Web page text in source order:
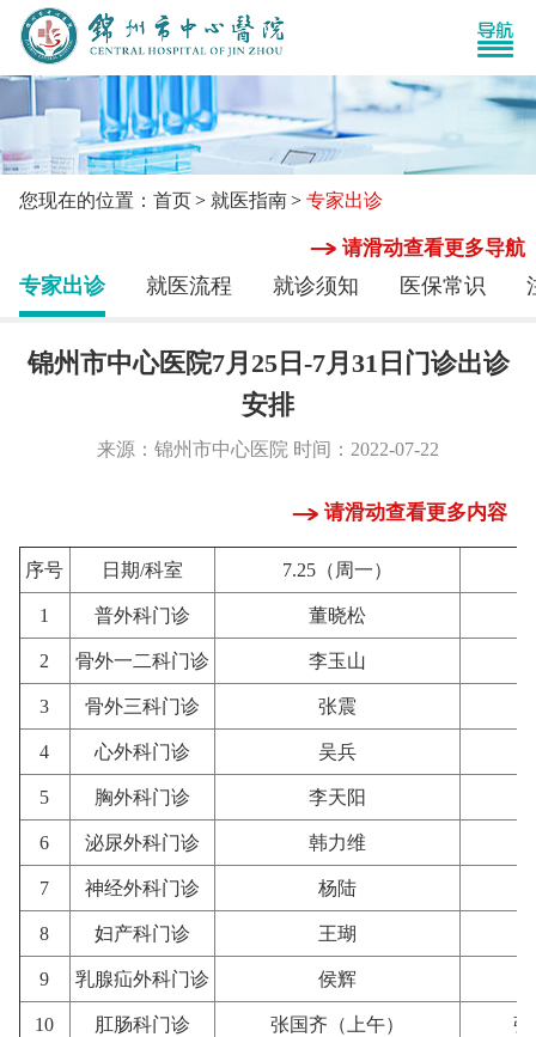
您现在的位置：首页 就医指南 专家出诊
请滑动查看更多导航
专家出诊 就医流程 就诊须知 医保常识
锦州市中心医院7月25日-7月31日门诊出诊
安排
来源：锦州市中心医院 时间：2022-07-22
请滑动查看更多内容
序号 日期/科室 7.25（周一）
1 普外科门诊 董晓松
2 骨外一二科门诊 李玉山
3 骨外三科门诊 张震
4 心外科门诊 吴兵
5 胸外科门诊 李天阳
6 泌尿外科门诊 韩力维
7 神经外科门诊 杨陆
8 妇产科门诊 王瑚
9 乳腺疝外科门诊 侯辉
10 肛肠科门诊 张国齐（上午） 张